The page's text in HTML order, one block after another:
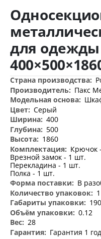
началу
галереи
изображений
для
Дополнительная
информация
Пакс
Серый
400
500
1860
Крючок
Врезной замок - 1 шт.
Перекладина - 1 шт.
Полка - 1 шт.
В
1
0.12
28
Гарантия 1 год